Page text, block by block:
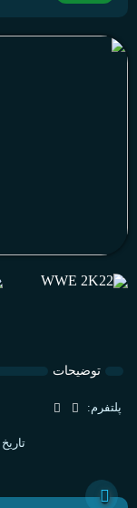
توضیحات
پلتفرم: